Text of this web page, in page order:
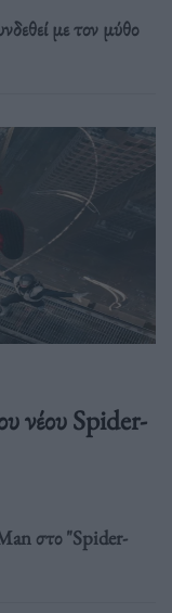
με τον μύθο
νέου Spider-
στο "Spider-